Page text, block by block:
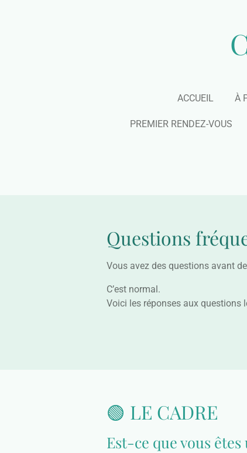
ACCUEIL À
PREMIER RENDEZ-VOUS
Questions
Vous avez des questions avant
C’est normal.
Voici les réponses aux questions
🟢 LE CADRE
Est-ce que vous